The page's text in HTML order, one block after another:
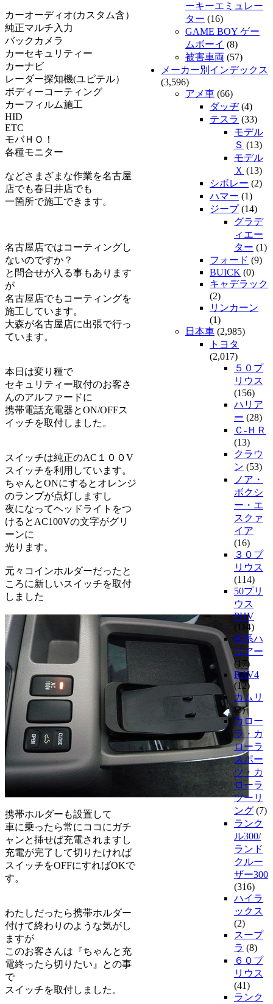
カーオーディオ(カスタム含）
純正マルチ入力
バックカメラ
カーセキュリティー
カーナビ
レーダー探知機(ユピテル）
ボディーコーティング
カーフィルム施工
HID
ETC
モバＨＯ！
各種モニター
などさまざまな作業を名古屋
店でも春日井店でも
一箇所で施工できます。
名古屋店ではコーティングし
ないのですか？
と問合せが入る事もあります
が
名古屋店でもコーティングを
施工しています。
大森が名古屋店に出張で行っ
ています。
本日は変り種で
セキュリティー取付のお客さ
んのアルファードに
携帯電話充電器とON/OFFス
イッチを取付しました。
スイッチは純正のAC１００V
スイッチを利用しています。
ちゃんとONにするとオレンジ
のランプが点灯しますし
夜になってヘッドライトをつ
けるとAC100Vの文字がグリ
ーンに
光ります。
元々コインホルダーだったと
ころに新しいスイッチを取付
しました
携帯ホルダーも設置して
車に乗ったら常にココにガチ
ャンと挿せば充電されますし
充電が完了して切りたければ
スイッチをOFFにすればOKで
す。
わたしだったら携帯ホルダー
付けて終わりのような気がし
ますが
このお客さんは『ちゃんと充
電終ったら切りたい』との事
で
スイッチを取付しました。
ーキーエミュレー
ター (16)
GAME BOY ゲー
ムボーイ (8)
被害車両 (57)
メーカー別インデックス
(3,596)
アメ車 (66)
ダッヂ(4)
テスラ (33)
モデル
Ｓ (13)
モデル
Ｘ (13)
シボレー (2)
ハマー (1)
ジープ(14)
グラデ
ィエー
ター (1)
フォード (9)
BUICK (0)
キャデラック
(2)
リンカーン
(1)
日本車 (2,985)
トヨタ
(2,017)
５０プ
リウス
(156)
ハリア
ー (28)
Ｃ-ＨＲ
(13)
クラウ
ン (53)
ノア・
ボクシ
ー・エ
スクァ
イア
(16)
３０プ
リウス
(114)
50プリ
ウス
PHV
(114)
80系ハ
リアー
(17)
RAV4
(12)
カムリ
(3)
カロー
ラ・カ
ローラ
スポー
ツ・カ
ローラ
ツーリ
ング (7)
ランク
ル300/
ランド
クルー
ザー300
(316)
ハイラ
ックス
(2)
スープ
ラ (8)
６０プ
リウス
(41)
ランク